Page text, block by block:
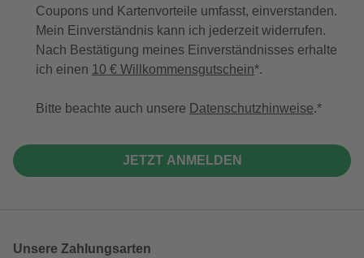
Coupons und Kartenvorteile umfasst, einverstanden.
Mein Einverständnis kann ich jederzeit widerrufen.
Nach Bestätigung meines Einverständnisses erhalte
ich einen 10 € Willkommensgutschein*.
Bitte beachte auch unsere Datenschutzhinweise.
JETZT ANMELDEN
Unsere Zahlungsarten